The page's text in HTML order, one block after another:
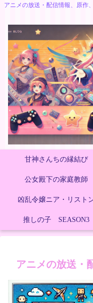
アニメの放送・配信情報、原作
甘神さんちの縁結び
公女殿下の家庭教師
凶乱令嬢ニア・リスト
推しの子 SEASON3
アニメの放送・